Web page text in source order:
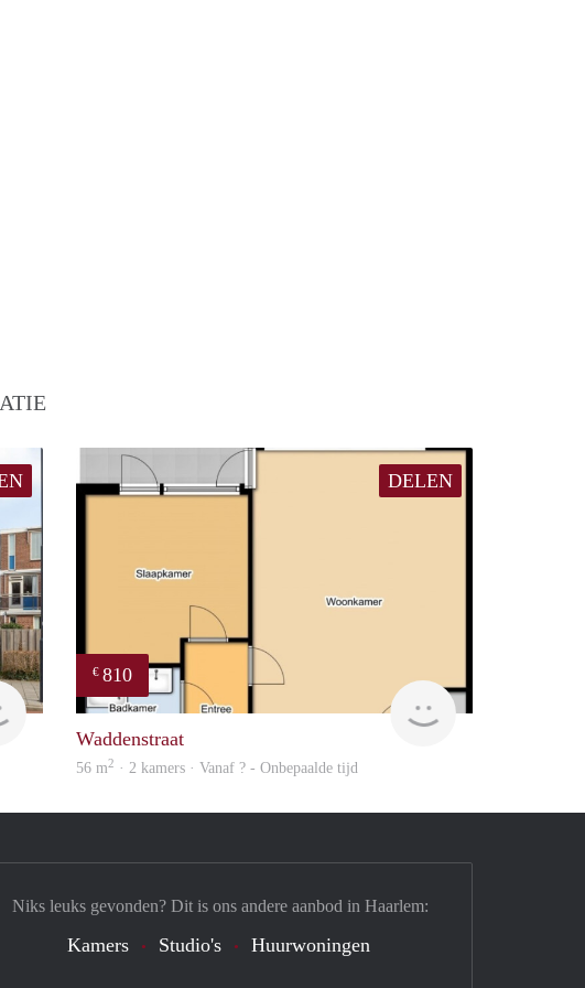
Woning
DELEN
€ 810
Woning
Waddenstraat
56 m2 · 2 kamers · Vanaf ? - Onbepaalde tijd
Niks leuks gevonden? Dit is ons andere aanbod in Haarlem:
Kamers Studio's Huurwoningen